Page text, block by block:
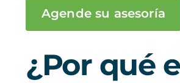
Agende su asesoría
¿Por qué